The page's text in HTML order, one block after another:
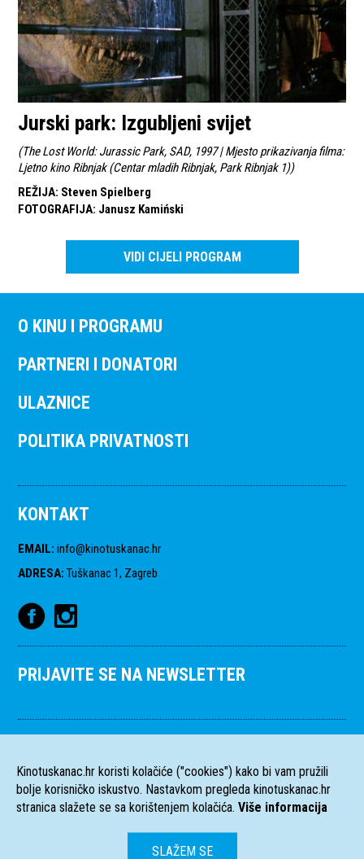
Jurski park: Izgubljeni svijet
(The Lost World: Jurassic Park, SAD, 1997 | Mjesto prikazivanja filma:
Ljetno kino Ribnjak (Centar mladih Ribnjak, Park Ribnjak 1))
REŽIJA: Steven Spielberg
FOTOGRAFIJA: Janusz Kamiński
VIDI CIJELI PROGRAM
O KINU I PROGRAMU
PARTNERI I DONATORI
ULAZNICE
POLITIKA PRIVATNOSTI
KONTAKT
EMAIL: info@kinotuskanac.hr
ADRESA: Tuškanac 1, Zagreb
PRIJAVITE SE NA NEWSLETTER
Kinotuskanac.hr koristi kolačiće ("cookies") kako bi vam pružili
bolje korisničko iskustvo. Nastavkom pregleda kinotuskanac.hr
stranica slažete se sa korištenjem kolačića. Više informacija
SLAŽEM SE